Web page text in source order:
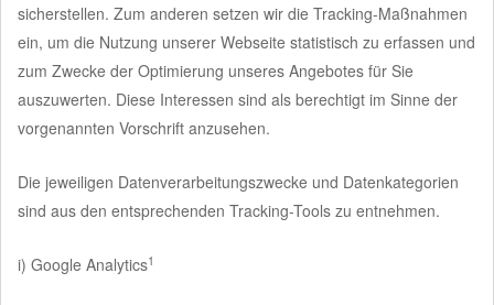
sicherstellen. Zum anderen setzen wir die Tracking-Maßnahmen
ein, um die Nutzung unserer Webseite statistisch zu erfassen und
zum Zwecke der Optimierung unseres Angebotes für Sie
auszuwerten. Diese Interessen sind als berechtigt im Sinne der
vorgenannten Vorschrift anzusehen.
Die jeweiligen Datenverarbeitungszwecke und Datenkategorien
sind aus den entsprechenden Tracking-Tools zu entnehmen.
i) Google Analytics1